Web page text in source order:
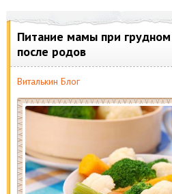
Питание мамы при
после родов
Виталькин Блог